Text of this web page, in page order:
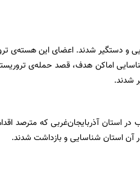
و دستگیر شدند. اعضای این هسته‌ی
اماکن هدف، قصد حمله‌ی تروریستی
شدند.
در استان آذربایجان‌غربی که مترصد
آن استان شناسایی و بازداشت شدند.